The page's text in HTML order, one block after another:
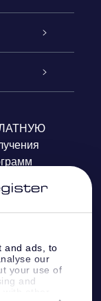
and ads, to
our
your use of
and
Page